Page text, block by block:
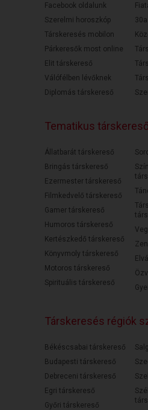
Facebook oldalunk
Szerelmi horoszkóp
Társkeresés mobilon
Párkeresők most online
Elit társkereső
Válófélben lévőknek
Diplomás társkereső
Tematikus társkereső
Állatbarát társkereső
Bringás társkereső
Ezermester társkereső
Filmkedvelő társkereső
Gamer társkereső
Humoros társkereső
Kertészkedő társkereső
Könyvmoly társkereső
Motoros társkereső
Spirituális társkereső
Társkeresés régiók
Békéscsabai társkereső
Budapesti társkereső
Debreceni társkereső
Egri társkereső
Győri társkereső